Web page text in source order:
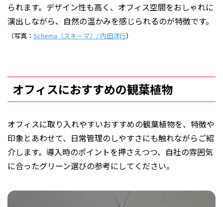
られます。デザイン性も高く、オフィス空間をおしゃれに
演出しながら、自然の温かみを感じられるのが特徴です。
（写真： Schema（スキーマ）/ 内田洋行）
オフィスにおすすめの観葉植物
オフィスに取り入れやすいおすすめの観葉植物を、特徴や
印象とあわせて、日常管理のしやすさにも触れながらご紹
介します。導入時のポイントを押さえつつ、自社の雰囲気
に合ったグリーン選びの参考にしてください。